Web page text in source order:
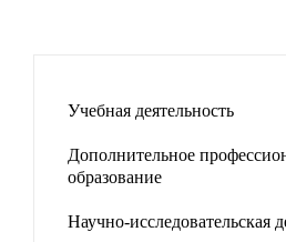
Учебная деятельность
Дополнительное
образование
Научно-исследовательская